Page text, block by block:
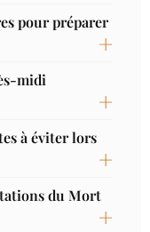
pour préparer
midi
à éviter lors
du Mort